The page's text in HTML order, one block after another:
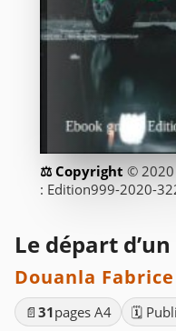
© 2020
: Edition999-2020-
Le départ
Douanla Fabrice
📄 31pages A4 🗓️